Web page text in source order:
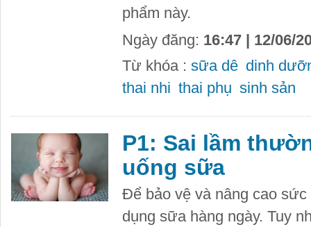
phẩm này.
Ngày đăng: 16:47 | 12/06/
Từ khóa : sữa dê dinh
thai nhi thai phụ sinh sản
P1: Sai lầm
uống sữa
Để bảo vệ và nâng cao
dụng sữa hàng ngày. Tuy